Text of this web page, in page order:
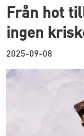
Från hot
ingen
2025-09-08